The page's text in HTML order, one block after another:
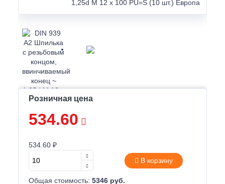
Розничная цена
534.60
534.60 ₽
В корзину
Общая стоимость: 5346 руб.